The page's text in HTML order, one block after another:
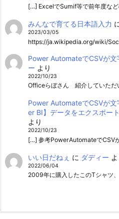
[…] ExcelでSumif等で前年度な
みんなで育てる日本語入力
2023/03/05
https://ja.wikipedia.org/wiki/
Power AutomateでCSVが
ー より
2022/10/23
Officeらぼさん 紹介していただ
Power AutomateでCSVが
er BI】データをエクスポー
より
2022/10/23
[…] 参考PowerAutomateでCSV
いい日だねぇ に ダディー
2022/06/04
2009年に購入したこのTシャツ